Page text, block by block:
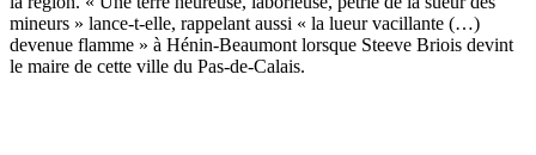
mineurs » lance-t-elle, rappelant aussi « la lueur vacillante (…)
devenue flamme » à Hénin-Beaumont lorsque Steeve Briois devint
le maire de cette ville du Pas-de-Calais.